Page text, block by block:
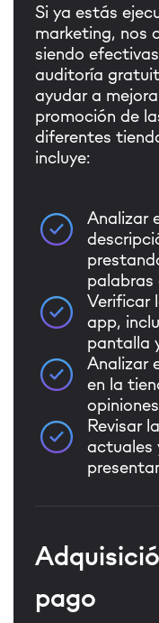
Si ya estás
marketing, nos
siendo
auditoría
ayudar a
promoción de
diferentes
incluye:
Analizar
palabras
Verificar
app,
pantalla
Analizar
en la
Revisar
actuales
pago